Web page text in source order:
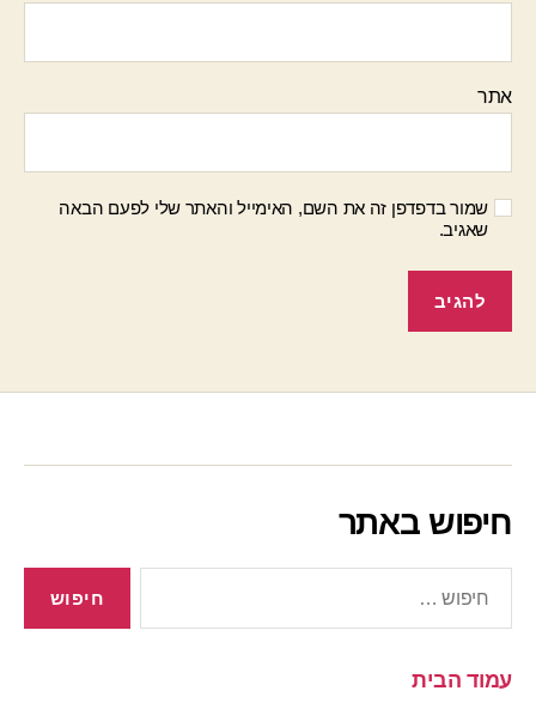
אתר
שמור בדפדפן זה את השם, האימייל והאתר שלי לפעם הבאה
שאגיב.
חיפוש באתר
עמוד הבית